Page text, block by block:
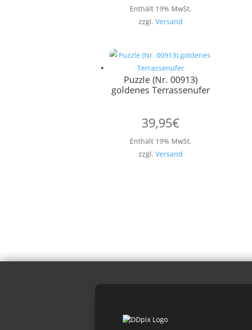
Enthält 19% MwSt.
zzgl. Versand
Puzzle (Nr. 00913)
goldenes Terrassenufer
39,95€
Enthält 19% MwSt.
zzgl. Versand